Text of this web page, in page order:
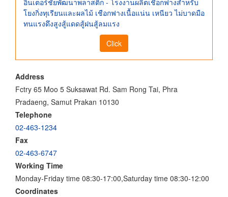
อินเตอร์ชัยพัฒนาพลาสติก - โรงงานผลิตเชือกฟางสำหรับ
โยงกิ่งทุเรียนและผลไม้ เชือกฟางเนื้อแน่น เหนียว ไม่บาดมือ
ทนแรงดึงสูงสู้แดดสู้ฝนสู้ลมแรง
Click
Address
Fctry 65 Moo 5 Suksawat Rd. Sam Rong Tai, Phra
Pradaeng, Samut Prakan 10130
Telephone
02-463-1234
Fax
02-463-6747
Working Time
Monday-Friday time 08:30-17:00,Saturday time 08:30-12:00
Coordinates